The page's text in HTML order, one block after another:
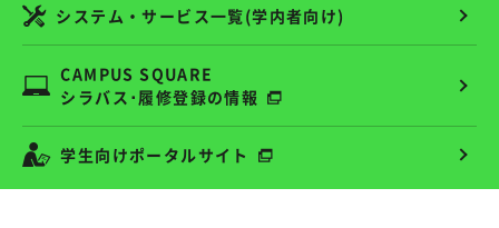
システム・サービス一覧(学内者向け)
CAMPUS SQUARE
シラバス･履修登録の情報
学生向けポータルサイト